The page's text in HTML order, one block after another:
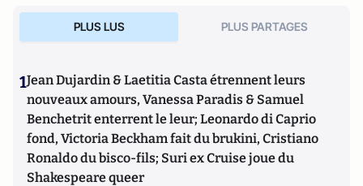
PLUS LUS PLUS PARTAGES
1Jean Dujardin & Laetitia Casta étrennent leurs
nouveaux amours, Vanessa Paradis & Samuel
Benchetrit enterrent le leur; Leonardo di Caprio
fond, Victoria Beckham fait du brukini, Cristiano
Ronaldo du bisco-fils; Suri ex Cruise joue du
Shakespeare queer